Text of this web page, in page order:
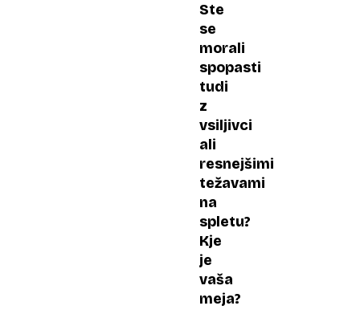
Ste
se
morali
spopasti
tudi
z
vsiljivci
ali
resnejšimi
težavami
na
spletu?
Kje
je
vaša
meja?